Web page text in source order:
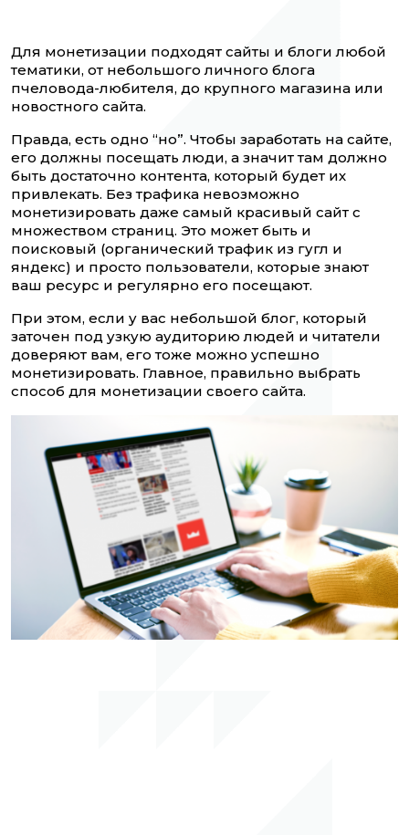
Для монетизации подходят сайты и блоги любой
тематики, от небольшого личного блога
пчеловода-любителя, до крупного магазина или
новостного сайта.
Правда, есть одно “но”. Чтобы заработать на сайте,
его должны посещать люди, а значит там должно
быть достаточно контента, который будет их
привлекать. Без трафика невозможно
монетизировать даже самый красивый сайт с
множеством страниц. Это может быть и
поисковый (органический трафик из гугл и
яндекс) и просто пользователи, которые знают
ваш ресурс и регулярно его посещают.
При этом, если у вас небольшой блог, который
заточен под узкую аудиторию людей и читатели
доверяют вам, его тоже можно успешно
монетизировать. Главное, правильно выбрать
способ для монетизации своего сайта.